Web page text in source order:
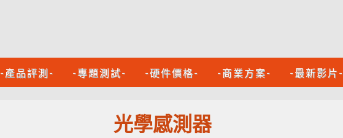
-產品評測- -專題測試- -硬件價格- -商業方案- -最新影片-
光學感測器